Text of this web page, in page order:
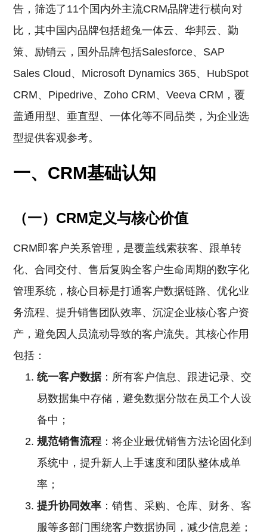
告，筛选了11个国内外主流CRM品牌进行横向对
比，其中国内品牌包括超兔一体云、华邦云、勤
策、励销云，国外品牌包括Salesforce、SAP
Sales Cloud、Microsoft Dynamics 365、HubSpot
CRM、Pipedrive、Zoho CRM、Veeva CRM，覆
盖通用型、垂直型、一体化等不同品类，为企业选
型提供客观参考。
一、CRM基础认知
（一）CRM定义与核心价值
CRM即客户关系管理，是覆盖线索获客、跟单转
化、合同交付、售后复购全客户生命周期的数字化
管理系统，核心目标是打通客户数据链路、优化业
务流程、提升销售团队效率、沉淀企业核心客户资
产，避免因人员流动导致的客户流失。其核心作用
包括：
统一客户数据：所有客户信息、跟进记录、交
易数据集中存储，避免数据分散在员工个人设
备中；
规范销售流程 ：将企业最优销售方法论固化到
系统中，提升新人上手速度和团队整体成单
率；
提升协同效率 ：销售、采购、仓库、财务、客
服等多部门围绕客户数据协同，减少信息差；